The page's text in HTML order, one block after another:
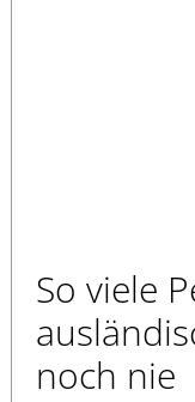
So viele
noch nie